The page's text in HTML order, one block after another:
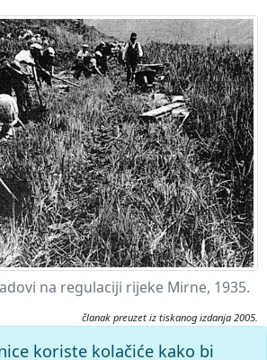
na regulaciji rijeke Mirne, 1935.
članak preuzet iz tiskanog izdanja 2005.
koriste kolačiće kako bi